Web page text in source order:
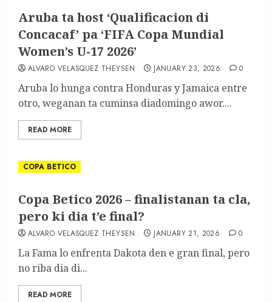
Aruba ta host ‘Qualificacion di
Concacaf’ pa ‘FIFA Copa Mundial
Women’s U-17 2026’
ALVARO VELASQUEZ THEYSEN JANUARY 23, 2026 0
Aruba lo hunga contra Honduras y Jamaica entre
otro, weganan ta cuminsa diadomingo awor....
READ MORE
COPA BETICO
Copa Betico 2026 – finalistanan ta cla,
pero ki dia t’e final?
ALVARO VELASQUEZ THEYSEN JANUARY 21, 2026 0
La Fama lo enfrenta Dakota den e gran final, pero
no riba dia di...
READ MORE